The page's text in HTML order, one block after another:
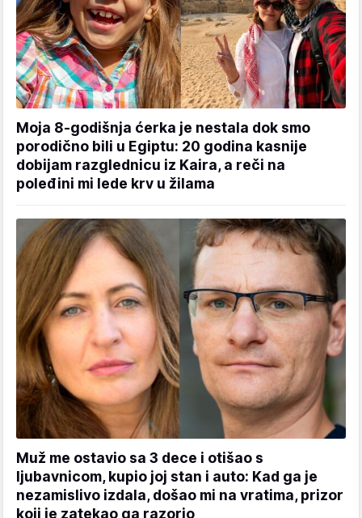
Moja 8-godišnja ćerka je nestala dok smo
porodično bili u Egiptu: 20 godina kasnije
dobijam razglednicu iz Kaira, a reči na
poleđini mi lede krv u žilama
Muž me ostavio sa 3 dece i otišao s
ljubavnicom, kupio joj stan i auto: Kad ga je
nezamislivo izdala, došao mi na vratima, prizor
koji je zatekao ga razorio